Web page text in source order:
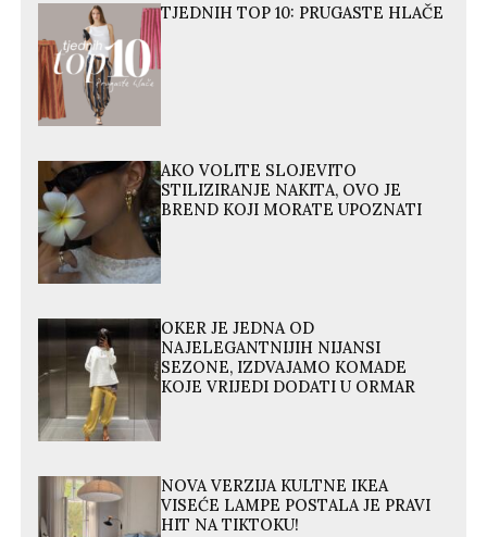
TJEDNIH TOP 10: PRUGASTE HLAČE
AKO VOLITE SLOJEVITO
STILIZIRANJE NAKITA, OVO JE
BREND KOJI MORATE UPOZNATI
OKER JE JEDNA OD
NAJELEGANTNIJIH NIJANSI
SEZONE, IZDVAJAMO KOMADE
KOJE VRIJEDI DODATI U ORMAR
NOVA VERZIJA KULTNE IKEA
VISEĆE LAMPE POSTALA JE PRAVI
HIT NA TIKTOKU!